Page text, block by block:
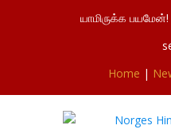
யாமிருக்க
Home |